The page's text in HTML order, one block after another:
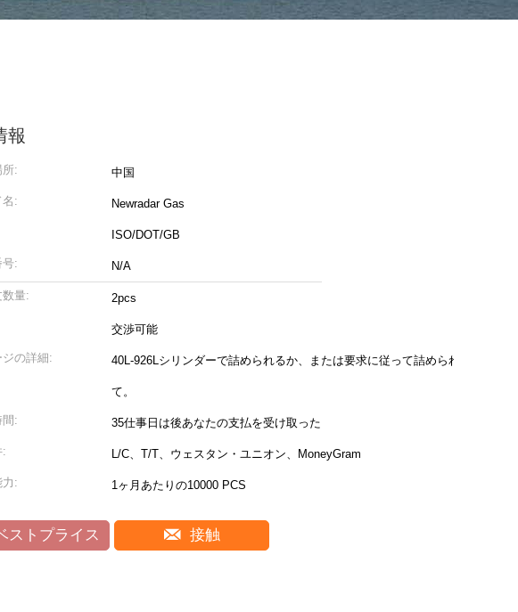
報
所: 中国
名: Newradar Gas
ISO/DOT/GB
号: N/A
量: 2pcs
交渉可能
の詳細: 40L-926Lシリンダーで詰められるか、または要求に従って詰められ
て。
間: 35仕事日は後あなたの支払を受け取った
: L/C、T/T、ウェスタン・ユニオン、MoneyGram
力: 1ヶ月あたりの10000 PCS
ストプライス 接触